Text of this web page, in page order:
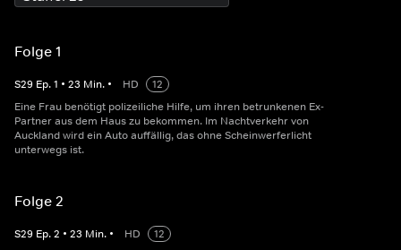
Folge 1
S29 Ep.1 • 23 Min. • HD
12
Eine Frau benötigt polizeiliche Hilfe, um ihren betrunkenen Ex-
Partner aus dem Haus zu bekommen. Im Nachtverkehr von
Auckland wird ein Auto auffällig, das ohne Scheinwerferlicht
unterwegs ist.
Folge 2
S29 Ep.2 • 23 Min. • HD
12